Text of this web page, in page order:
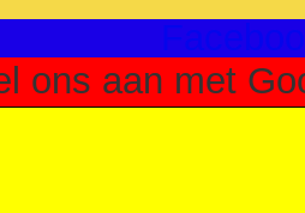
ons aan met